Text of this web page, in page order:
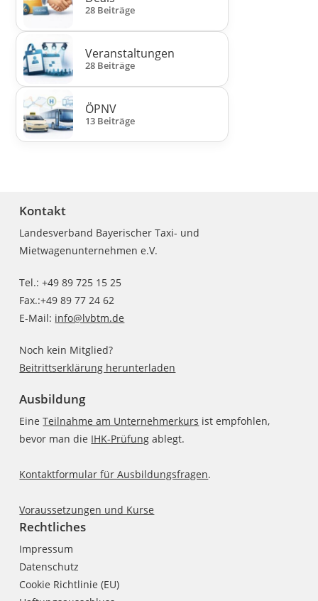
28 Beiträge
Veranstaltungen
28 Beiträge
ÖPNV
13 Beiträge
Kontakt
Landesverband Bayerischer Taxi- und
Mietwagenunternehmen e.V.
Tel.: +49 89 725 15 25
Fax.:+49 89 77 24 62
E-Mail: info@lvbtm.de
Noch kein Mitglied?
Beitrittserklärung herunterladen
Ausbildung
EineTeilnahme am Unternehmerkurs ist empfohlen,
bevor man die IHK-Prüfung ablegt.
Kontaktformular für Ausbildungsfragen.
Voraussetzungen und Kurse
Rechtliches
Impressum
Datenschutz
Cookie Richtlinie (EU)